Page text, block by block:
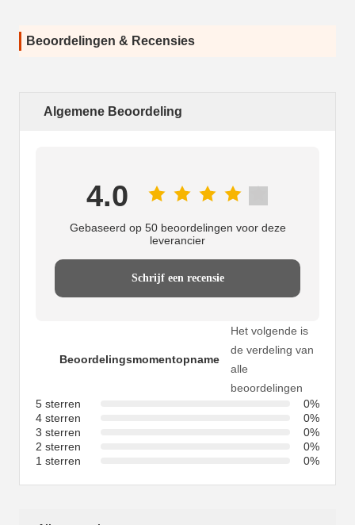
Beoordelingen & Recensies
Algemene Beoordeling
4.0
Gebaseerd op 50 beoordelingen voor deze
leverancier
Schrijf een recensie
Beoordelingsmomentopname
Het volgende is
de verdeling van
alle
beoordelingen
5 sterren
0%
4 sterren
0%
3 sterren
0%
2 sterren
0%
1 sterren
0%